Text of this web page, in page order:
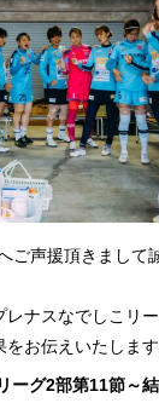
ご声援頂きまして
ナスなでしこリ
お伝えいたします
ーグ2部第11節～